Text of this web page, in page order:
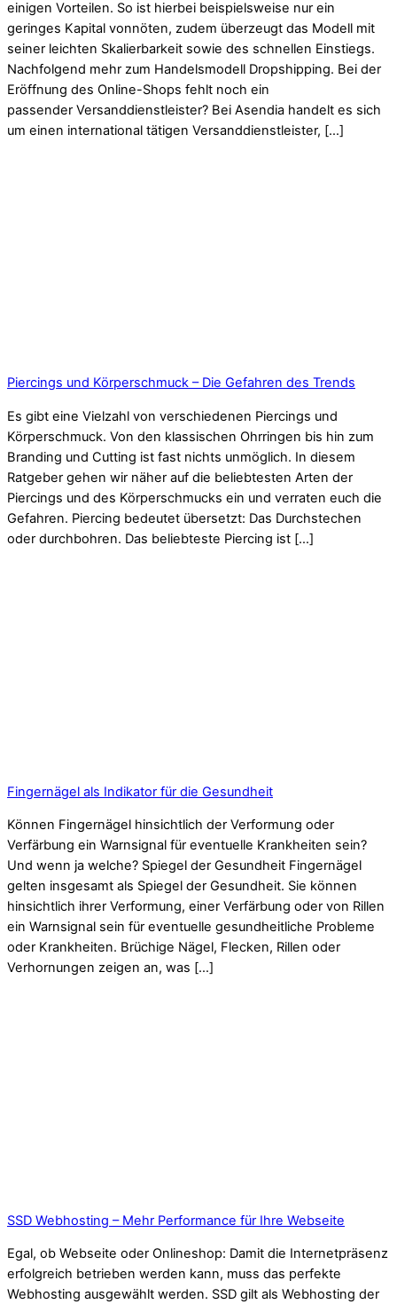
einigen Vorteilen. So ist hierbei beispielsweise nur ein
geringes Kapital vonnöten, zudem überzeugt das Modell mit
seiner leichten Skalierbarkeit sowie des schnellen Einstiegs.
Nachfolgend mehr zum Handelsmodell Dropshipping. Bei der
Eröffnung des Online-Shops fehlt noch ein
passender Versanddienstleister? Bei Asendia handelt es sich
um einen international tätigen Versanddienstleister, […]
Piercings und Körperschmuck – Die Gefahren des Trends
Es gibt eine Vielzahl von verschiedenen Piercings und
Körperschmuck. Von den klassischen Ohrringen bis hin zum
Branding und Cutting ist fast nichts unmöglich. In diesem
Ratgeber gehen wir näher auf die beliebtesten Arten der
Piercings und des Körperschmucks ein und verraten euch die
Gefahren. Piercing bedeutet übersetzt: Das Durchstechen
oder durchbohren. Das beliebteste Piercing ist […]
Fingernägel als Indikator für die Gesundheit
Können Fingernägel hinsichtlich der Verformung oder
Verfärbung ein Warnsignal für eventuelle Krankheiten sein?
Und wenn ja welche? Spiegel der Gesundheit Fingernägel
gelten insgesamt als Spiegel der Gesundheit. Sie können
hinsichtlich ihrer Verformung, einer Verfärbung oder von Rillen
ein Warnsignal sein für eventuelle gesundheitliche Probleme
oder Krankheiten. Brüchige Nägel, Flecken, Rillen oder
Verhornungen zeigen an, was […]
SSD Webhosting – Mehr Performance für Ihre Webseite
Egal, ob Webseite oder Onlineshop: Damit die Internetpräsenz
erfolgreich betrieben werden kann, muss das perfekte
Webhosting ausgewählt werden. SSD gilt als Webhosting der